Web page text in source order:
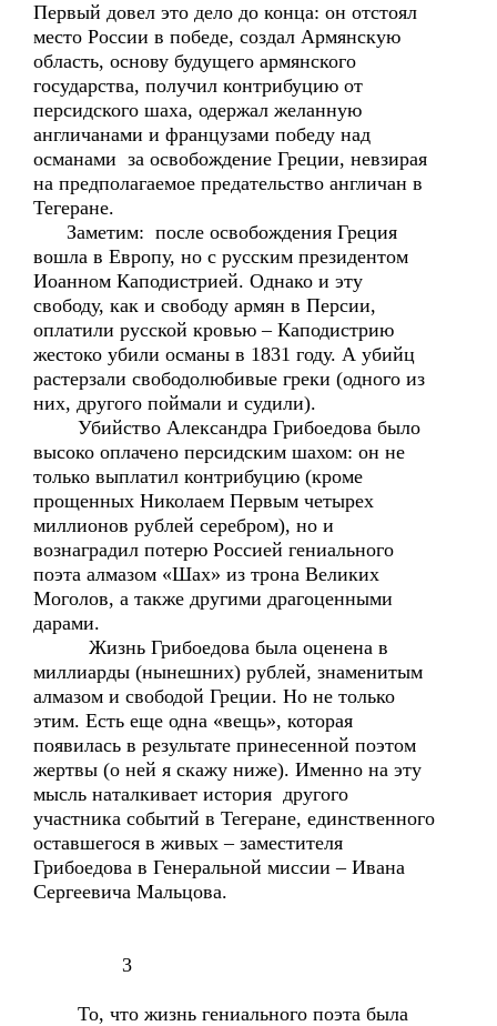
Первый довел это дело до конца: он отстоял
место России в победе, создал Армянскую
область, основу будущего армянского
государства, получил контрибуцию от
персидского шаха, одержал желанную
англичанами и французами победу над
османами за освобождение Греции, невзирая
на предполагаемое предательство англичан в
Тегеране.
Заметим: после освобождения Греция
вошла в Европу, но с русским президентом
Иоанном Каподистрией. Однако и эту
свободу, как и свободу армян в Персии,
оплатили русской кровью – Каподистрию
жестоко убили османы в 1831 году. А убийц
растерзали свободолюбивые греки (одного из
них, другого поймали и судили).
Убийство Александра Грибоедова было
высоко оплачено персидским шахом: он не
только выплатил контрибуцию (кроме
прощенных Николаем Первым четырех
миллионов рублей серебром), но и
вознаградил потерю Россией гениального
поэта алмазом «Шах» из трона Великих
Моголов, а также другими драгоценными
дарами.
Жизнь Грибоедова была оценена в
миллиарды (нынешних) рублей, знаменитым
алмазом и свободой Греции. Но не только
этим. Есть еще одна «вещь», которая
появилась в результате принесенной поэтом
жертвы (о ней я скажу ниже). Именно на эту
мысль наталкивает история другого
участника событий в Тегеране, единственного
оставшегося в живых – заместителя
Грибоедова в Генеральной миссии – Ивана
Сергеевича Мальцова.
3
То, что жизнь гениального поэта была